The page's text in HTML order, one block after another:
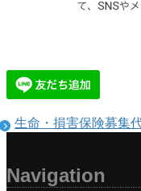
生命・損害保険募集
Navigation